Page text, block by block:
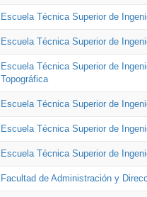
Escuela Técnica Superior de
Escuela Técnica Superior de
Escuela Técnica Superior de
Topográfica
Escuela Técnica Superior de
Escuela Técnica Superior de
Escuela Técnica Superior de
Facultad de Administración y